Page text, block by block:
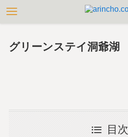
グリーンステイ洞爺湖
目次